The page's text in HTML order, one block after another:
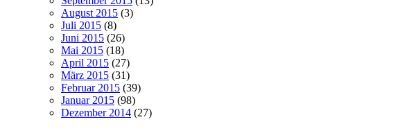
August 2015 (3)
Juli 2015 (8)
Juni 2015 (26)
Mai 2015 (18)
April 2015 (27)
März 2015 (31)
Februar 2015 (39)
Januar 2015 (98)
Dezember 2014 (27)